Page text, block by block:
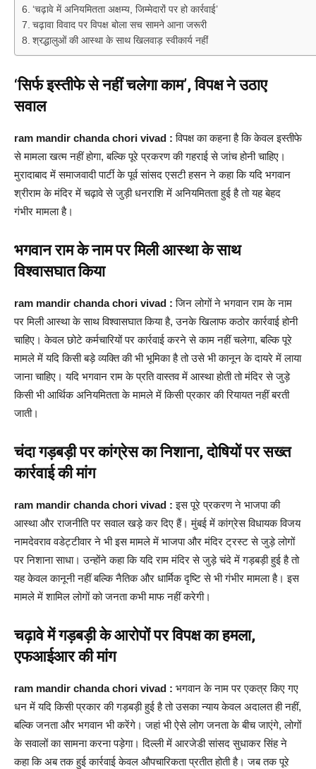
‘चढ़ावे में अनियमितता अक्षम्य, जिम्मेदारों पर हो कार्रवाई’
चढ़ावा विवाद पर विपक्ष बोला सच सामने आना जरूरी
श्रद्धालुओं की आस्था के साथ खिलवाड़ स्वीकार्य नहीं
‘सिर्फ इस्तीफे से नहीं चलेगा काम’, विपक्ष ने उठाए
सवाल
ram mandir chanda chori vivad :विपक्ष का कहना है कि केवल इस्तीफे
से मामला खत्म नहीं होगा, बल्कि पूरे प्रकरण की गहराई से जांच होनी चाहिए।
मुरादाबाद में समाजवादी पार्टी के पूर्व सांसद एसटी हसन ने कहा कि यदि भगवान
श्रीराम के मंदिर में चढ़ावे से जुड़ी धनराशि में अनियमितता हुई है तो यह बेहद
गंभीर मामला है।
भगवान राम के नाम पर मिली आस्था के साथ
विश्वासघात किया
ram mandir chanda chori vivad :जिन लोगों ने भगवान राम के नाम
पर मिली आस्था के साथ विश्वासघात किया है, उनके खिलाफ कठोर कार्रवाई होनी
चाहिए। केवल छोटे कर्मचारियों पर कार्रवाई करने से काम नहीं चलेगा, बल्कि पूरे
मामले में यदि किसी बड़े व्यक्ति की भी भूमिका है तो उसे भी कानून के दायरे में लाया
जाना चाहिए। यदि भगवान राम के प्रति वास्तव में आस्था होती तो मंदिर से जुड़े
किसी भी आर्थिक अनियमितता के मामले में किसी प्रकार की रियायत नहीं बरती
जाती।
चंदा गड़बड़ी पर कांग्रेस का निशाना, दोषियों पर सख्त
कार्रवाई की मांग
ram mandir chanda chori vivad :इस पूरे प्रकरण ने भाजपा की
आस्था और राजनीति पर सवाल खड़े कर दिए हैं। मुंबई में कांग्रेस विधायक विजय
नामदेवराव वडेट्टीवार ने भी इस मामले में भाजपा और मंदिर ट्रस्ट से जुड़े लोगों
पर निशाना साधा। उन्होंने कहा कि यदि राम मंदिर से जुड़े चंदे में गड़बड़ी हुई है तो
यह केवल कानूनी नहीं बल्कि नैतिक और धार्मिक दृष्टि से भी गंभीर मामला है। इस
मामले में शामिल लोगों को जनता कभी माफ नहीं करेगी।
चढ़ावे में गड़बड़ी के आरोपों पर विपक्ष का हमला,
एफआईआर की मांग
ram mandir chanda chori vivad : भगवान के नाम पर एकत्र किए गए
धन में यदि किसी प्रकार की गड़बड़ी हुई है तो उसका न्याय केवल अदालत ही नहीं,
बल्कि जनता और भगवान भी करेंगे। जहां भी ऐसे लोग जनता के बीच जाएंगे, लोगों
के सवालों का सामना करना पड़ेगा। दिल्ली में आरजेडी सांसद सुधाकर सिंह ने
कहा कि अब तक हुई कार्रवाई केवल औपचारिकता प्रतीत होती है। जब तक पूरे